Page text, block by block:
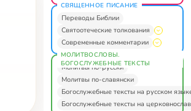
СВЯЩЕННОЕ ПИСАНИЕ
Переводы Библии
Святоотеческие толкования
Современные комментарии
МОЛИТВОСЛОВЫ.
БОГОСЛУЖЕБНЫЕ ТЕКСТЫ
Молитвы по-русски
Молитвы по-славянски
Богослужебные тексты на русском
Богослужебные тексты на